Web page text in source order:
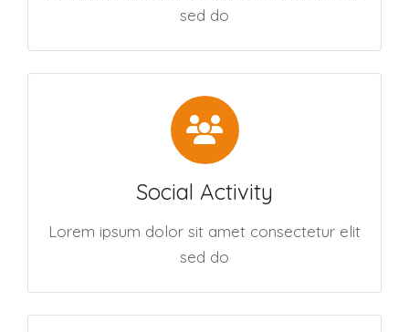
sed do
Social Activity
Lorem ipsum dolor sit amet consectetur elit
sed do